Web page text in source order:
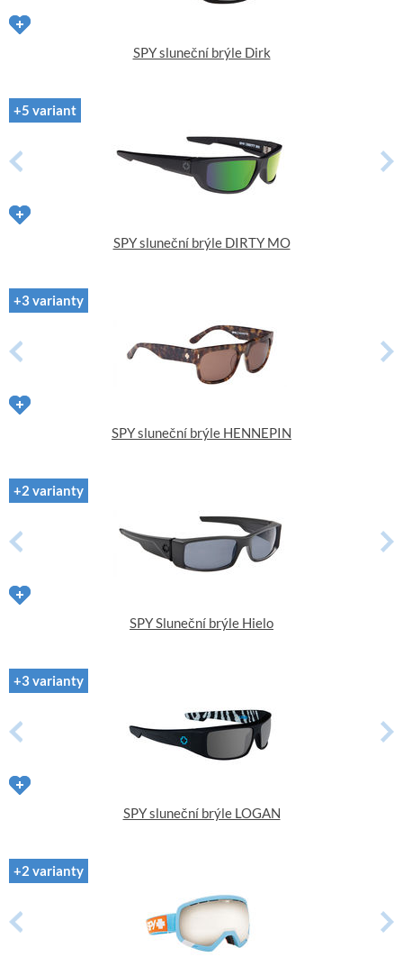
SPY sluneční brýle Dirk
+5 variant
SPY sluneční brýle DIRTY MO
+3 varianty
SPY sluneční brýle HENNEPIN
+2 varianty
SPY Sluneční brýle Hielo
+3 varianty
SPY sluneční brýle LOGAN
+2 varianty